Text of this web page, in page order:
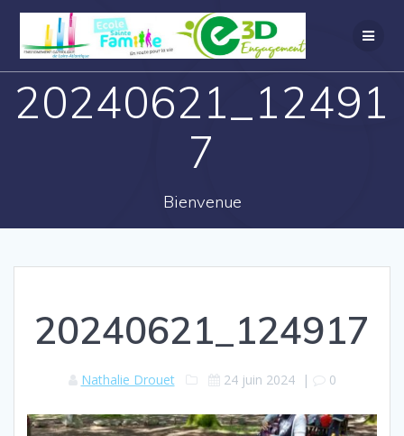
20240621_12491
7
Bienvenue
20240621_124917
Nathalie Drouet 24 juin 2024| 0